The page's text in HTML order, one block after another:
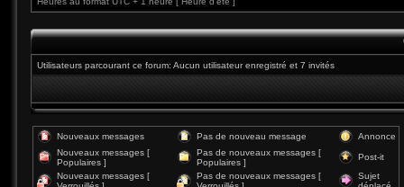
Utilisateurs parcourant ce forum: Aucun utilisateur enregistré et 7 invités
Nouveaux messages Pas de nouveau message
Annonce
Nouveaux messages [
Populaires ]
Pas de nouveaux messages [
Populaires ]
Post-it
Nouveaux messages [
Pas de nouveaux messages [
Sujet